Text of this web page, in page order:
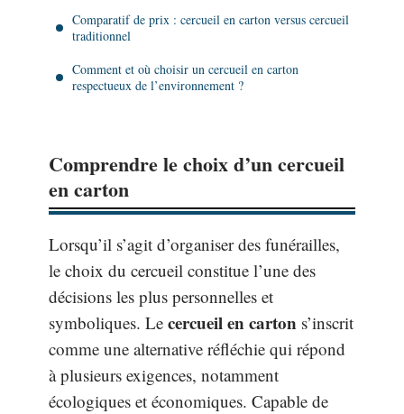
Comparatif de prix : cercueil en carton versus cercueil
traditionnel
Comment et où choisir un cercueil en carton
respectueux de l’environnement ?
Comprendre le choix d’un cercueil
en carton
Lorsqu’il s’agit d’organiser des funérailles,
le choix du cercueil constitue l’une des
décisions les plus personnelles et
symboliques. Le cercueil en carton s’inscrit
comme une alternative réfléchie qui répond
à plusieurs exigences, notamment
écologiques et économiques. Capable de